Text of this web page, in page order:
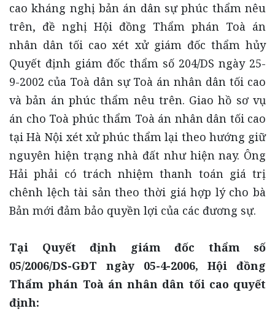
cao kháng nghị bản án dân sự phúc thẩm nêu
trên, đề nghị Hội đồng Thẩm phán Toà án
nhân dân tối cao xét xử giám đốc thẩm hủy
Quyết định giám đốc thẩm số 204/DS ngày 25-
9-2002 của Toà dân sự Toà án nhân dân tối cao
và bản án phúc thẩm nêu trên. Giao hồ sơ vụ
án cho Toà phúc thẩm Toà án nhân dân tối cao
tại Hà Nội xét xử phúc thẩm lại theo hướng giữ
nguyên hiện trạng nhà đất như hiện nay. Ông
Hải phải có trách nhiệm thanh toán giá trị
chênh lệch tài sản theo thời giá hợp lý cho bà
Bản mới đảm bảo quyền lợi của các đương sự.
Tại Quyết định giám đốc thẩm số
05/2006/DS-GĐT ngày 05-4-2006, Hội đồng
Thẩm phán Toà án nhân dân tối cao quyết
định: